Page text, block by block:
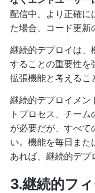
配信中、より正確に
た場合、コード更新
継続的デプロイは、
することの重要性を
拡張機能と考えるこ
継続的デプロイメン
トプロセス、チー
が必要だが、すべて
い。機能を毎日また
あれば、継続的デプ
3.継続的フ